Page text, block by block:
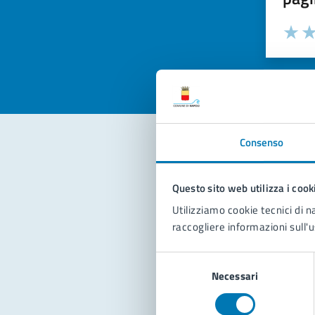
Consenso
Questo sito web utilizza i
Utilizziamo cookie tecnici di
raccogliere informazioni
Necessari
Valuta